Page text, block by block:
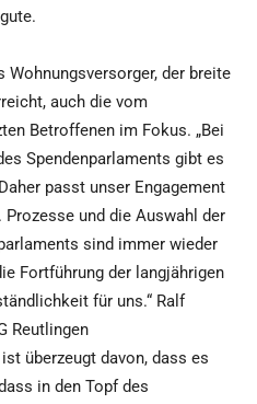
Wohnungsversorger, der breite
auch die vom
Betroffenen im Fokus. „Bei
Spendenparlaments gibt es
passt unser Engagement
und die Auswahl der
sind immer wieder
Fortführung der langjährigen
für uns.“ Ralf
Reutlingen
überzeugt davon, dass es
in den Topf des